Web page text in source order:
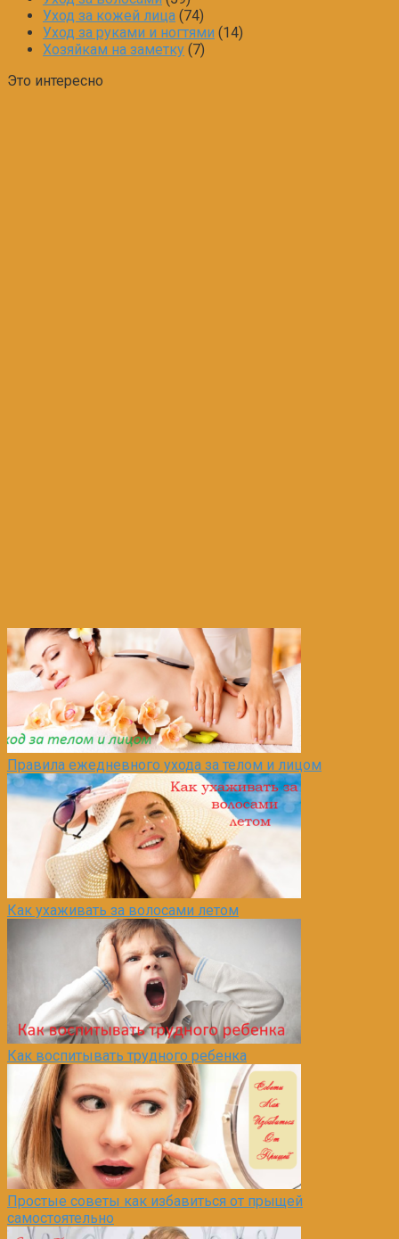
Уход за кожей лица (74)
Уход за руками и ногтями (14)
Хозяйкам на заметку (7)
Это интересно
Правила ежедневного ухода за телом и лицом
Как ухаживать за волосами летом
Как воспитывать трудного ребенка
Простые советы как избавиться от прыщей
самостоятельно